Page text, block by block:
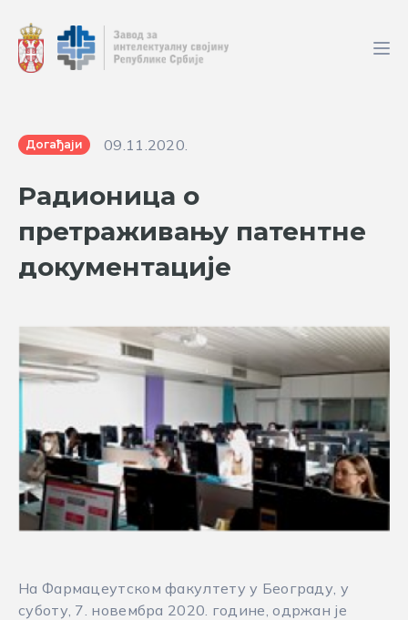
Догађаји 09.11.2020.
Радионица о
претраживању патентне
документације
На Фармацеутском факултету у Београду, у
суботу, 7. новембра 2020. године, одржан је